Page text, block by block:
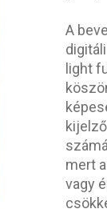
A
light
mert
vagy